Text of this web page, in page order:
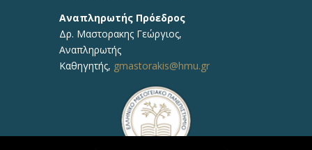
Αναπληρωτής Πρόεδρος
Δρ. Μαστορακης Γεώργιος,
Αναπληρωτής
Καθηγητής, gmastorakis@hmu.gr